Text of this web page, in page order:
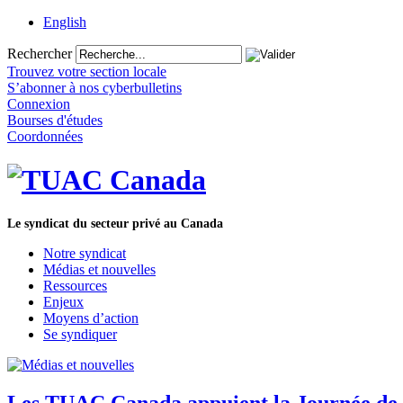
English
Rechercher
Trouvez votre section locale
S’abonner à nos cyberbulletins
Connexion
Bourses d'études
Coordonnées
Le syndicat du secteur privé au Canada
Notre syndicat
Médias et nouvelles
Ressources
Enjeux
Moyens d’action
Se syndiquer